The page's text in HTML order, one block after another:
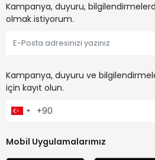
Kampanya, duyuru,
olmak istiyorum.
Kampanya, duyuru ve
için kayıt olun.
Mobil Uygulamalarımız